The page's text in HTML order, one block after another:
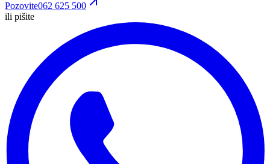
Pozovite062 625 500
ili pišite